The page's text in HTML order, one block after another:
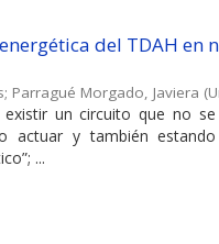
del TDAH en
; Parragué Morgado, Javiera (
existir un circuito que no
actuar y también
...